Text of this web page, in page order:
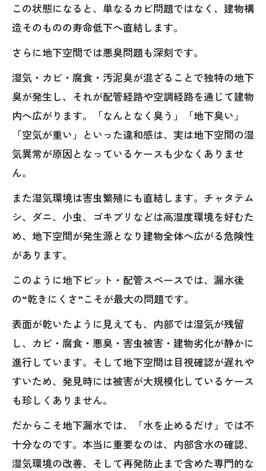
この状態になると、単なるカビ問題ではなく、建物構
造そのものの寿命低下へ直結します。
さらに地下空間では悪臭問題も深刻です。
湿気・カビ・腐食・汚泥臭が混ざることで独特の地下
臭が発生し、それが配管経路や空調経路を通じて建物
内へ広がります。「なんとなく臭う」「地下臭い」
「空気が重い」といった違和感は、実は地下空間の湿
気異常が原因となっているケースも少なくありませ
ん。
また湿気環境は害虫繁殖にも直結します。チャタテム
シ、ダニ、小虫、ゴキブリなどは高湿度環境を好むた
め、地下空間が発生源となり建物全体へ広がる危険性
があります。
このように地下ピット・配管スペースでは、漏水後
の“乾きにくさ”こそが最大の問題です。
表面が乾いたように見えても、内部では湿気が残留
し、カビ・腐食・悪臭・害虫被害・建物劣化が静かに
進行しています。そして地下空間は目視確認が遅れや
すいため、発見時には被害が大規模化しているケース
も珍しくありません。
だからこそ地下漏水では、「水を止めるだけ」では不
十分なのです。本当に重要なのは、内部含水の確認、
湿気環境の改善、そして再発防止まで含めた専門的な